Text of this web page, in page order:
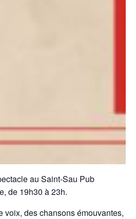
au Saint-Sau Pub
de 19h30 à 23h.
voix, des chansons émouvantes,